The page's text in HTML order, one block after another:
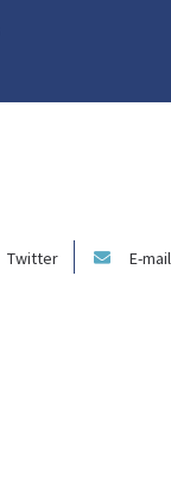
Twitter E-mail